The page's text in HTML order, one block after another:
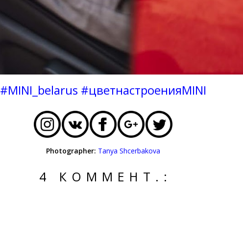
#MINI_belarus #цветнастроенияMINI
Photographer: Tanya Shcerbakova
4 КОММЕНТ.: